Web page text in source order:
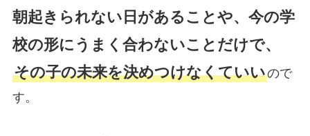
朝起きられない日があることや、今の学
校の形にうまく合わないことだけで、
その子の未来を決めつけなくていいので
す。